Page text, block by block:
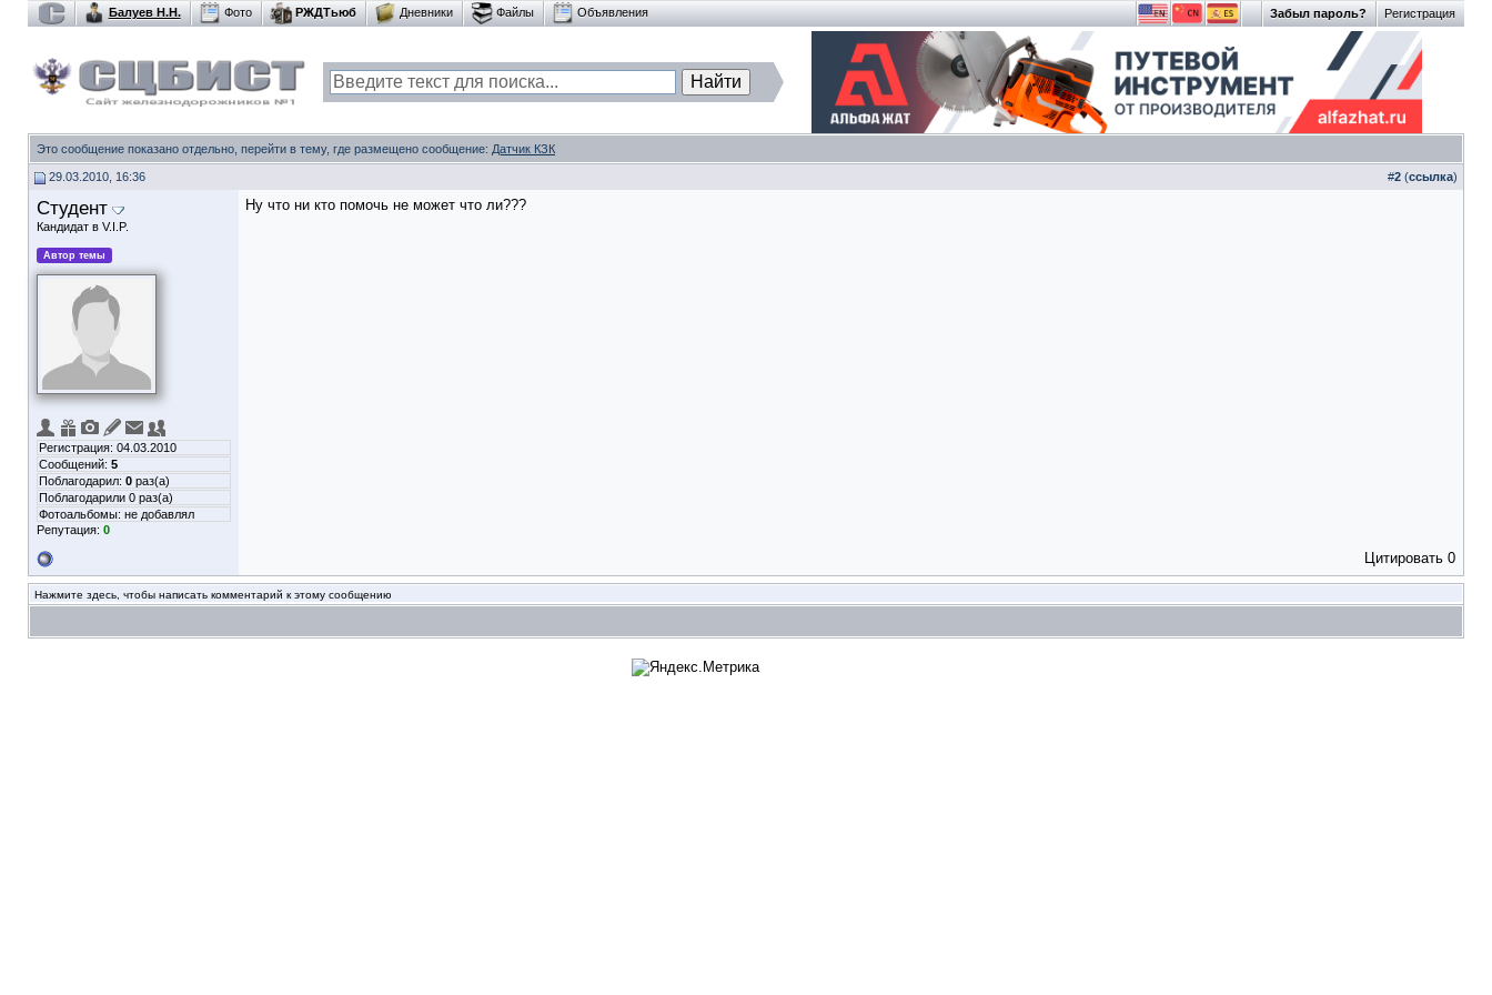
Регистрация
Забыл пароль?
Балуев Н.Н. Фото РЖДТьюб Дневники Файлы Объявления
Это сообщение показано отдельно, перейти в тему, где размещено сообщение: Датчик КЗК
29.03.2010, 16:36 #2 (ссылка)
Студент
Кандидат в V.I.P.
Автор темы
Регистрация: 04.03.2010
Сообщений: 5
Поблагодарил: 0 раз(а)
Поблагодарили 0 раз(а)
Фотоальбомы: не добавлял
Репутация: 0
Ну что ни кто помочь не может что ли???
Цитировать 0
Нажмите здесь, чтобы написать комментарий к этому сообщению